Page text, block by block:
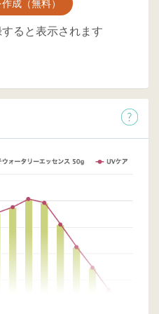
成（無料）
ると表示されます